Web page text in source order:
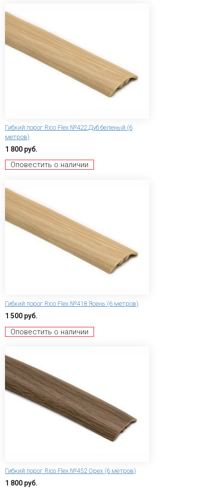
Гибкий порог Rico Flex №422 Дуб беленый (6
метров)
1 800 руб.
Оповестить о наличии
Гибкий порог Rico Flex №418 Ясень (6 метров)
1 500 руб.
Оповестить о наличии
Гибкий порог Rico Flex №452 Орех (6 метров)
1 800 руб.